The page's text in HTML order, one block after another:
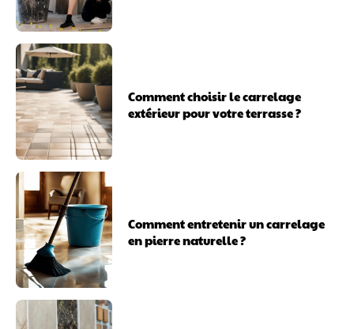
Comment choisir le carrelage
extérieur pour votre terrasse ?
Comment entretenir un carrelage
en pierre naturelle ?